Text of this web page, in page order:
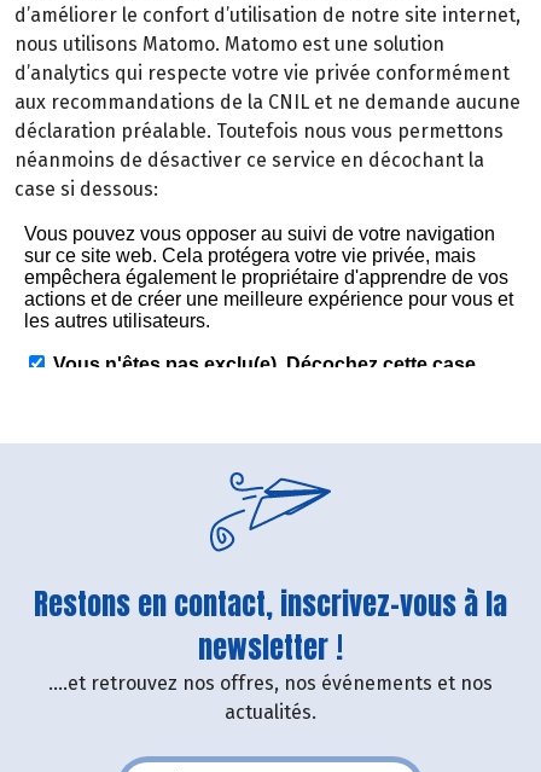
d’améliorer le confort d’utilisation de notre site internet,
nous utilisons Matomo. Matomo est une solution
d’analytics qui respecte votre vie privée conformément
aux recommandations de la CNIL et ne demande aucune
déclaration préalable. Toutefois nous vous permettons
néanmoins de désactiver ce service en décochant la
case si dessous:
Restons en contact, inscrivez-vous à la
newsletter !
....et retrouvez nos offres, nos événements et nos
actualités.